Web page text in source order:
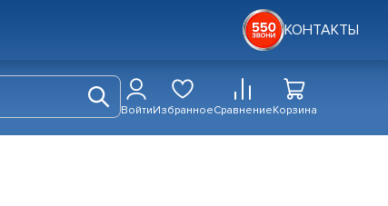
КОНТАКТЫ
ВойтиИзбранноеСравнениеКорзина